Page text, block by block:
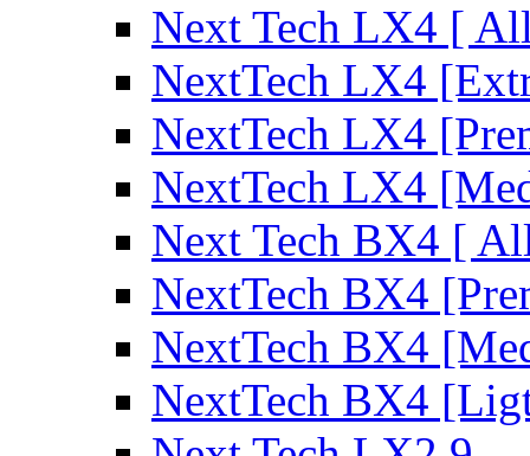
Next Tech LX4 [
NextTech LX4
NextTech LX4
NextTech LX4
Next Tech BX4 [
NextTech BX4
NextTech BX4
NextTech BX4